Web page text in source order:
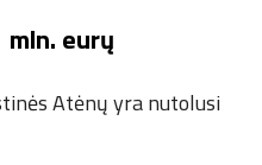
eurų
Atėnų yra nutolusi